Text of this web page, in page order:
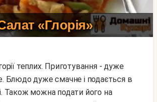
«Глорія»
Блюдо дуже смачне і подається в
Також можна подати його на